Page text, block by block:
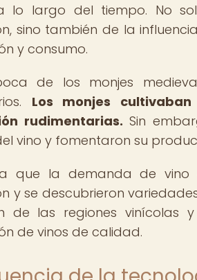
lo largo del tiempo. No
sino también de la
y consumo.
de los monjes
Los monjes
rudimentarias. Sin
vino y fomentaron su
que la demanda de vino
y se descubrieron
de las regiones vinícolas
de vinos de calidad.